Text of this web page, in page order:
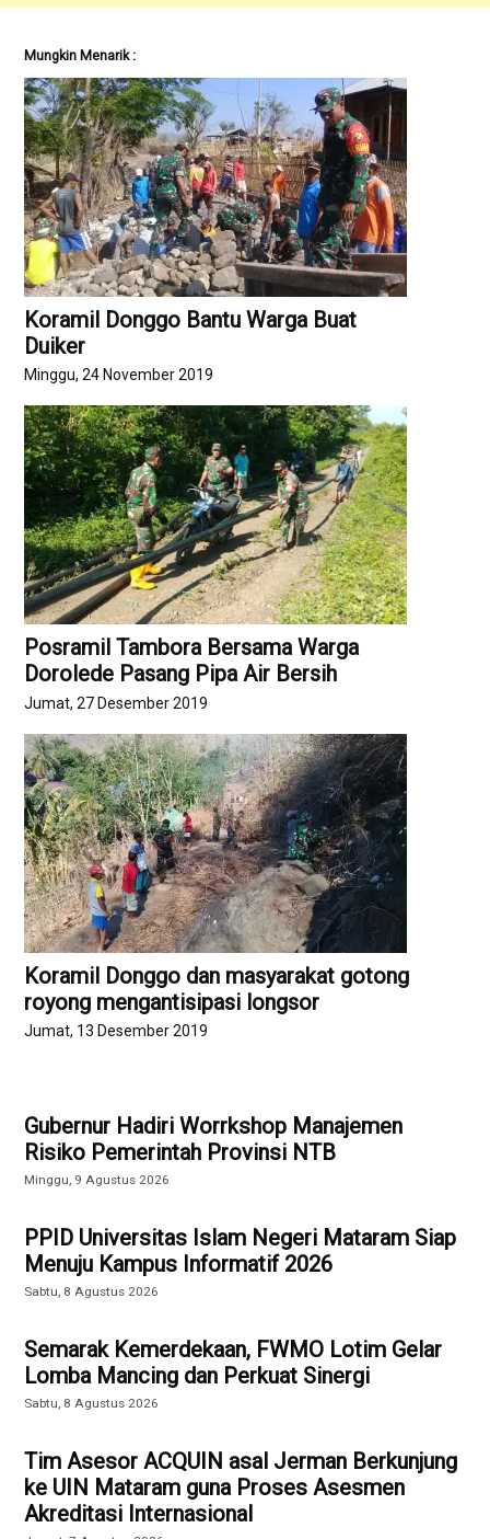
Mungkin Menarik :
Koramil Donggo Bantu Warga Buat
Duiker
Minggu, 24 November 2019
Posramil Tambora Bersama Warga
Dorolede Pasang Pipa Air Bersih
Jumat, 27 Desember 2019
Koramil Donggo dan masyarakat gotong
royong mengantisipasi longsor
Jumat, 13 Desember 2019
Gubernur Hadiri Worrkshop Manajemen
Risiko Pemerintah Provinsi NTB
Minggu, 9 Agustus 2026
PPID Universitas Islam Negeri Mataram Siap
Menuju Kampus Informatif 2026
Sabtu, 8 Agustus 2026
Semarak Kemerdekaan, FWMO Lotim Gelar
Lomba Mancing dan Perkuat Sinergi
Sabtu, 8 Agustus 2026
Tim Asesor ACQUIN asal Jerman Berkunjung
ke UIN Mataram guna Proses Asesmen
Akreditasi Internasional